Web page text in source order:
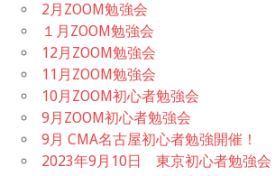
2月ZOOM勉強会
１月ZOOM勉強会
12月ZOOM勉強会
11月ZOOM勉強会
10月ZOOM初心者勉強会
9月ZOOM初心者勉強会
9月 CMA名古屋初心者勉強開催！
2023年9月10日 東京初心者勉強会